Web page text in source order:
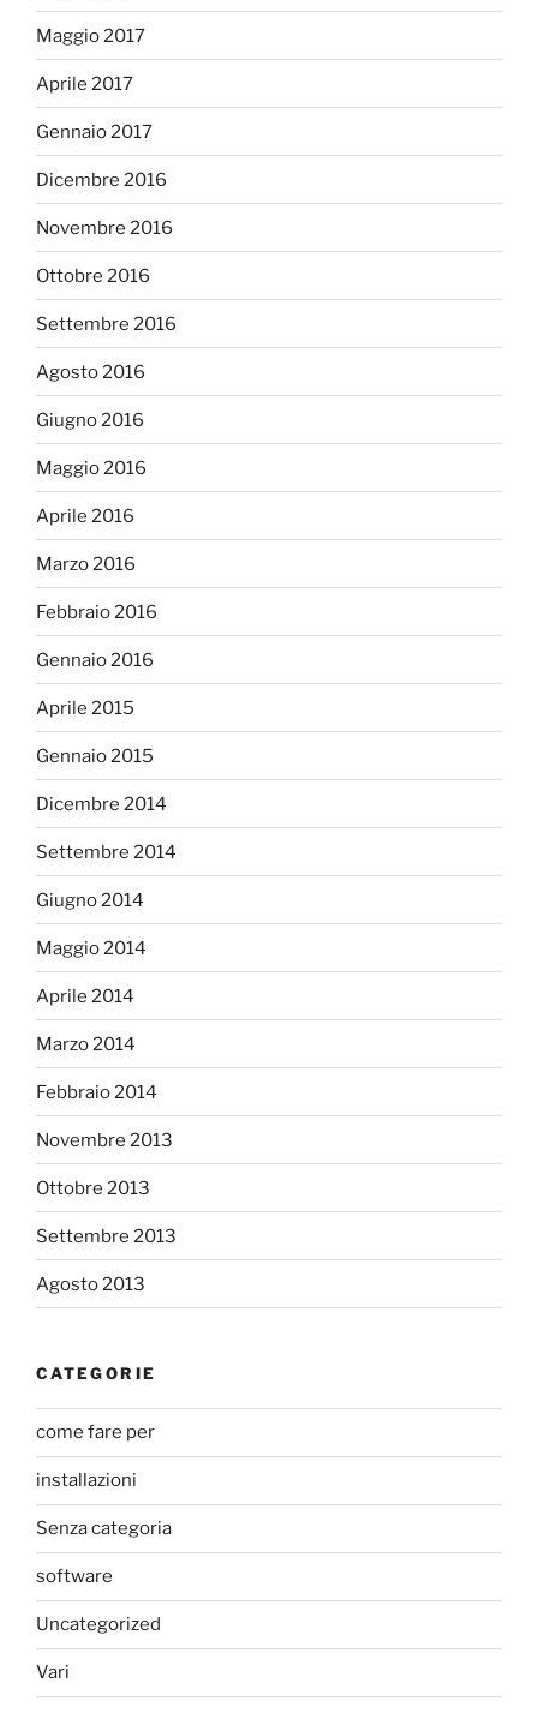
Maggio 2017
Aprile 2017
Gennaio 2017
Dicembre 2016
Novembre 2016
Ottobre 2016
Settembre 2016
Agosto 2016
Giugno 2016
Maggio 2016
Aprile 2016
Marzo 2016
Febbraio 2016
Gennaio 2016
Aprile 2015
Gennaio 2015
Dicembre 2014
Settembre 2014
Giugno 2014
Maggio 2014
Aprile 2014
Marzo 2014
Febbraio 2014
Novembre 2013
Ottobre 2013
Settembre 2013
Agosto 2013
CATEGORIE
come fare per
installazioni
Senza categoria
software
Uncategorized
Vari